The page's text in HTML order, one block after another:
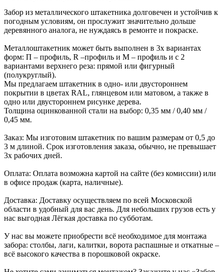
Забор из металлического штакетника долговечен и устойчив к
погодным условиям, он прослужит значительно дольше
деревянного аналога, не нуждаясь в ремонте и покраске.
Металлоштакетник может быть выполнен в 3х вариантах
форм: П – профиль, R –профиль и М – профиль и с 2
вариантами верхнего реза: прямой или фигурный
(полукруглый).
Мы предлагаем штакетник в одно- или двустороннем
покрытии в цветах RAL, глянцевом или матовом, а также в
одно или двустороннем рисунке дерева.
Толщина оцинкованной стали на выбор: 0,35 мм / 0,40 мм /
0,45 мм.
Заказ: Мы изготовим штакетник по вашим размерам от 0,5 до
3 м длиной. Срок изготовления заказа, обычно, не превышает
3х рабочих дней.
Оплата: Оплата возможна картой на сайте (без комиссии) или
в офисе продаж (карта, наличные).
Доставка: Доставку осуществляем по всей Московской
области в удобный для вас день. Для небольших грузов есть у
нас выгодная Лёгкая доставка по субботам.
У нас вы можете приобрести всё необходимое для монтажа
забора: столбы, лаги, калитки, ворота распашные и откатные –
всё высокого качества в порошковой окраске.